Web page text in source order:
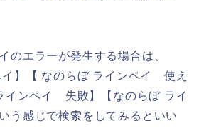
のエラーが発生する場合は、
イ】【 なのらぼ ラインペイ 使え
インペイ 失敗】【なのらぼ ライ
う感じで検索をしてみるといい